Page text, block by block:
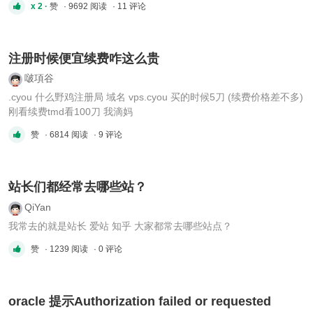
https://t.me/yxvmcom/58公告群https://t.me/yxvmcom自信打开群观
x 2 · 赞 · 9692 阅读 · 11 评论
注册时候便宜续费咋这么贵
啵項谷
.cyou 什么野鸡注册局 域名 vps.cyou 买的时候5刀 (续费价格差不多)
刚看续费tmd看100刀 我滴妈
赞 · 6814 阅读 · 9 评论
站长们都经常去哪些站？
QiYan
我常去的就是站长 爱站 知乎 大家都常去哪些站点？
赞 · 1239 阅读 · 0 评论
oracle 提示Authorization failed or requested